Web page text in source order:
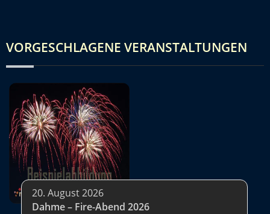
VORGESCHLAGENE VERANSTALTUNGEN
20. August 2026
Dahme – Fire-Abend 2026